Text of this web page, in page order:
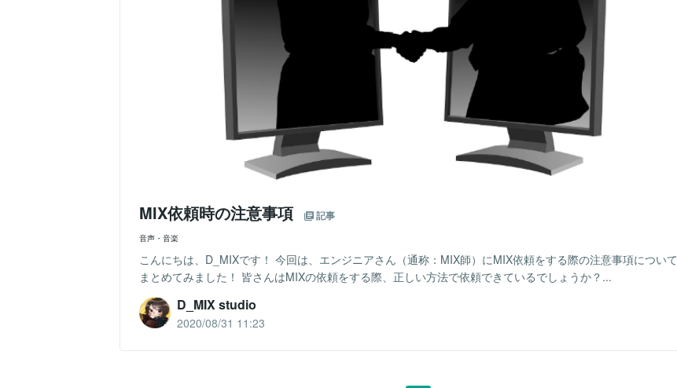
MIX依頼時の注意事項 記事
音声・音楽
こんにちは、D_MIXです！ 今回は、エンジニアさん（通称：MIX師）にMIX依頼をする際の注意事項について
まとめてみました！ 皆さんはMIXの依頼をする際、正しい方法で依頼できているでしょうか？...
D_MIX studio
2020/08/31 11:23